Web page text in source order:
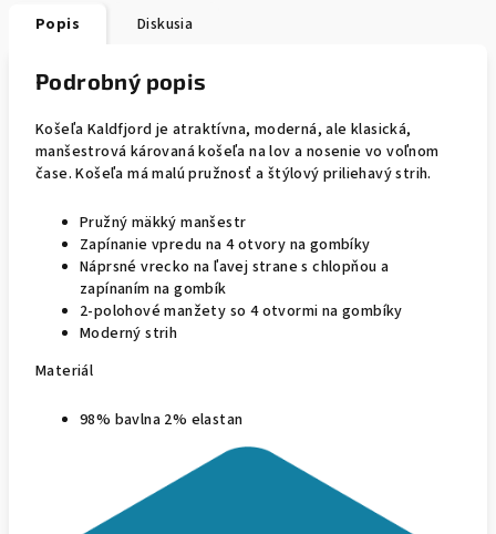
Popis Diskusia
Podrobný popis
Košeľa Kaldfjord je atraktívna, moderná, ale klasická,
manšestrová károvaná košeľa na lov a nosenie vo voľnom
čase. Košeľa má malú pružnosť a štýlový priliehavý strih.
Pružný mäkký manšestr
Zapínanie vpredu na 4 otvory na gombíky
Náprsné vrecko na ľavej strane s chlopňou a
zapínaním na gombík
2-polohové manžety so 4 otvormi na gombíky
Moderný strih
Materiál
98% bavlna 2% elastan